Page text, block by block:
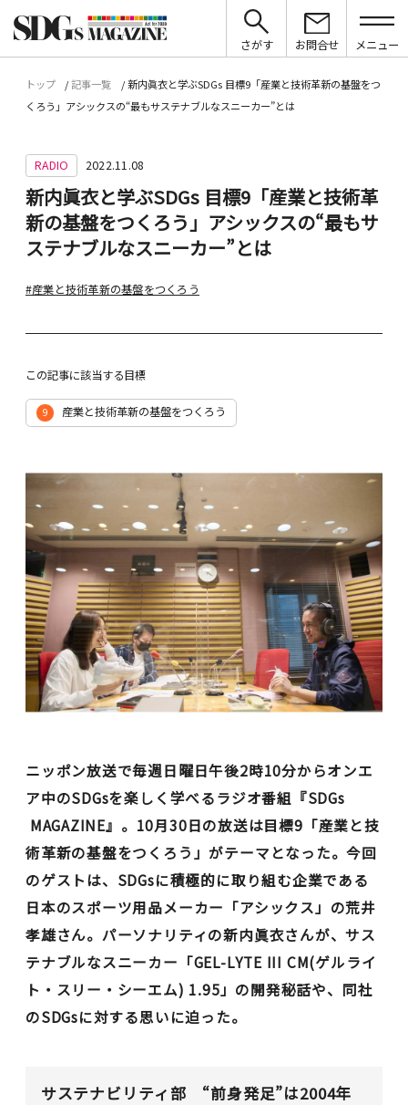
さがす お問合せ メニュー
トップ 記事一覧
新内眞衣と学ぶSDGs 目標9「産業と技術革新の基盤をつ
くろう」アシックスの“最もサステナブルなスニーカー”とは
RADIO 2022.11.08
新内眞衣と学ぶSDGs 目標9「産業と技術革
新の基盤をつくろう」アシックスの“最もサ
ステナブルなスニーカー”とは
#産業と技術革新の基盤をつくろう
この記事に該当する目標
9 産業と技術革新の基盤をつくろう
ニッポン放送で毎週日曜日午後2時10分からオンエ
ア中のSDGsを楽しく学べるラジオ番組『SDGs
MAGAZINE』。10月30日の放送は目標9「産業と技
術革新の基盤をつくろう」がテーマとなった。今回
のゲストは、SDGsに積極的に取り組む企業である
日本のスポーツ用品メーカー「アシックス」の荒井
孝雄さん。パーソナリティの新内眞衣さんが、サス
テナブルなスニーカー「GEL-LYTE III CM(ゲルライ
ト・スリー・シーエム) 1.95」の開発秘話や、同社
のSDGsに対する思いに迫った。
サステナビリティ部 “前身発足”は2004年